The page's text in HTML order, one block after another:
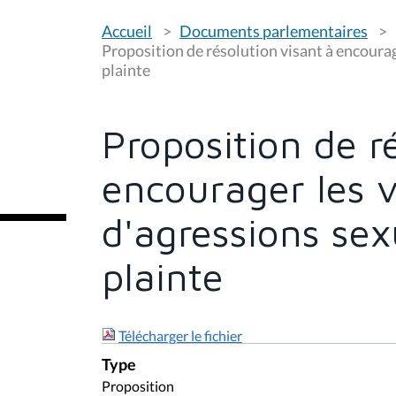
o
u
s
ê
:
Accueil
Documents parlementaires
Proposition de résolution visant à
plainte
Proposition de
encourager les
d'agressions
plainte
Télécharger le fichier
Type
Proposition